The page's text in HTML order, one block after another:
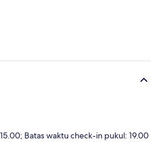
Batas waktu check-in pukul: 19.00